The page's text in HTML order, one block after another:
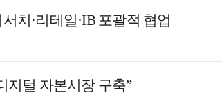
치·리테일·IB 포괄적 협업
지털 자본시장 구축”